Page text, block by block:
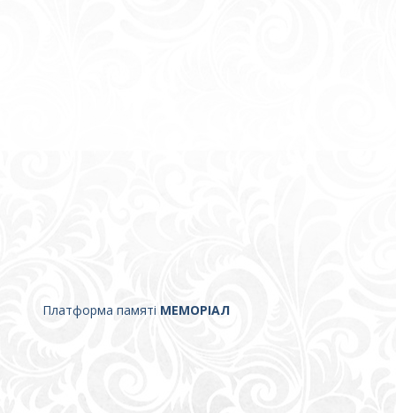
Платформа памяті МЕМОРІАЛ